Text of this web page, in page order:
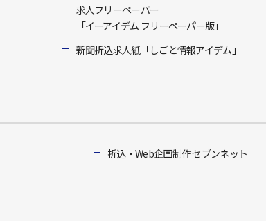
求人フリーペーパー
「イーアイデム フリーペーパー版」
新聞折込求人紙「しごと情報アイデム」
折込・Web企画制作 セブンネット